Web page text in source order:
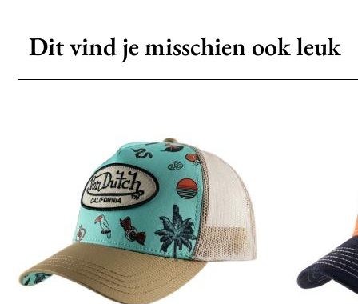
Dit vind je misschien ook leuk